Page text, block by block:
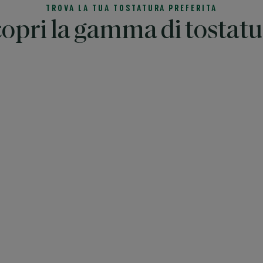
TROVA LA TUA TOSTATURA PREFERITA
la gamma di